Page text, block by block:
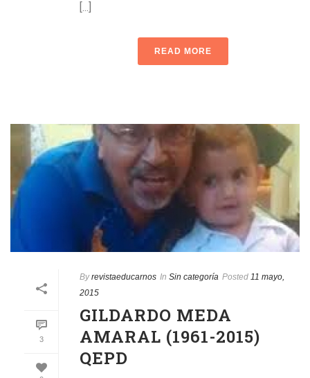
[...]
READ MORE
3
By revistaeducarnos In Sin categoría Posted 11 mayo,
2015
GILDARDO MEDA
AMARAL (1961-2015)
QEPD